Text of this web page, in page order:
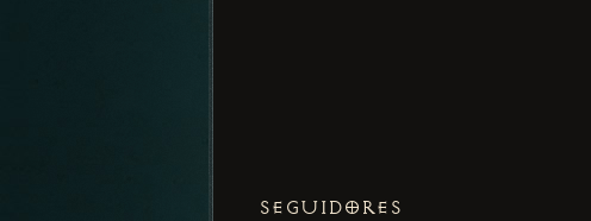
SEGUIDORES